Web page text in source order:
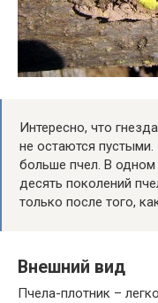
Интересно, что
не остаются
больше пчел. В одном
десять поколений
только после того,
Внешний вид
Пчела-плотник –